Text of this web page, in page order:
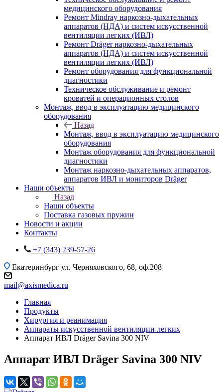
медицинского оборудования
Ремонт Mindray наркозно-дыхательных
аппаратов (НДА) и систем искусственной
вентиляции легких (ИВЛ)
Ремонт Dräger наркозно-дыхательных
аппаратов (НДА) и систем искусственной
вентиляции легких (ИВЛ)
Ремонт оборудования для функциональной
диагностики
Техническое обслуживание и ремонт
кроватей и операционных столов
Монтаж, ввод в эксплуатацию медицинского
оборудования
Назад
Монтаж, ввод в эксплуатацию медицинского
оборудования
Монтаж оборудования для функциональной
диагностики
Монтаж наркозно-дыхательных аппаратов,
аппаратов ИВЛ и мониторов Dräger
Наши объекты
Назад
Наши объекты
Поставка газовых пружин
Новости и акции
Контакты
+7 (343) 239-57-26
Екатеринбург ул. Черняховского, 68, оф.208
mail@axismedica.ru
Главная
Продукты
Хирургия и реанимация
Аппараты искусственной вентиляции легких
Аппарат ИВЛ Dräger Savina 300 NIV
Аппарат ИВЛ Dräger Savina 300 NIV